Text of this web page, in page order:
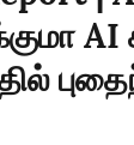
AI